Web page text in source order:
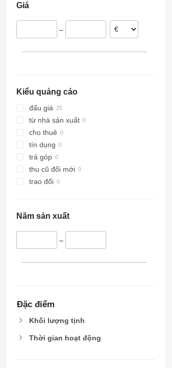
Giá
–
Kiểu quảng cáo
đấu giá
từ nhà sản xuất
cho thuê
tín dụng
trả góp
thu cũ đổi mới
trao đổi
Năm sản xuất
–
Đặc điểm
Khối lượng tịnh
Thời gian hoạt động